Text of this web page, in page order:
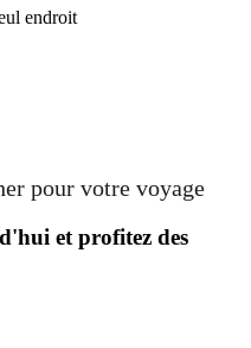
endroit
pour votre voyage
et profitez des